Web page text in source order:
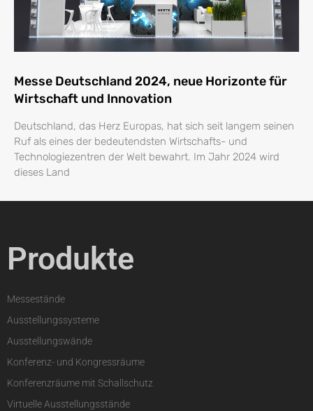
Messe Deutschland 2024, neue Horizonte für
Wirtschaft und Innovation
Deutschland, das Herz Europas, hat sich seit langem seinen
Ruf als eines der bedeutendsten Wirtschafts- und
Technologiezentren der Welt bewahrt. Im Jahr 2024 wird
dieses Land
Produkte
Messestände
Ausstellungssysteme
Ausstellungswände
Konferenz- und Kongressräume
Konferenzräume mit Schallschutz
Virtuelle Ausstellungsstände